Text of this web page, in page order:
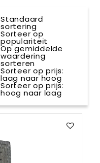
Standaard
sortering
Sorteer op
populariteit
Op gemiddelde
waardering
sorteren
Sorteer op prijs:
laag naar hoog
Sorteer op prijs:
hoog naar laag